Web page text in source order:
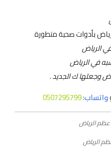
الرياض
في الرياض
وجعلها ك الجديد .
واتساب:0507295799
الرياض